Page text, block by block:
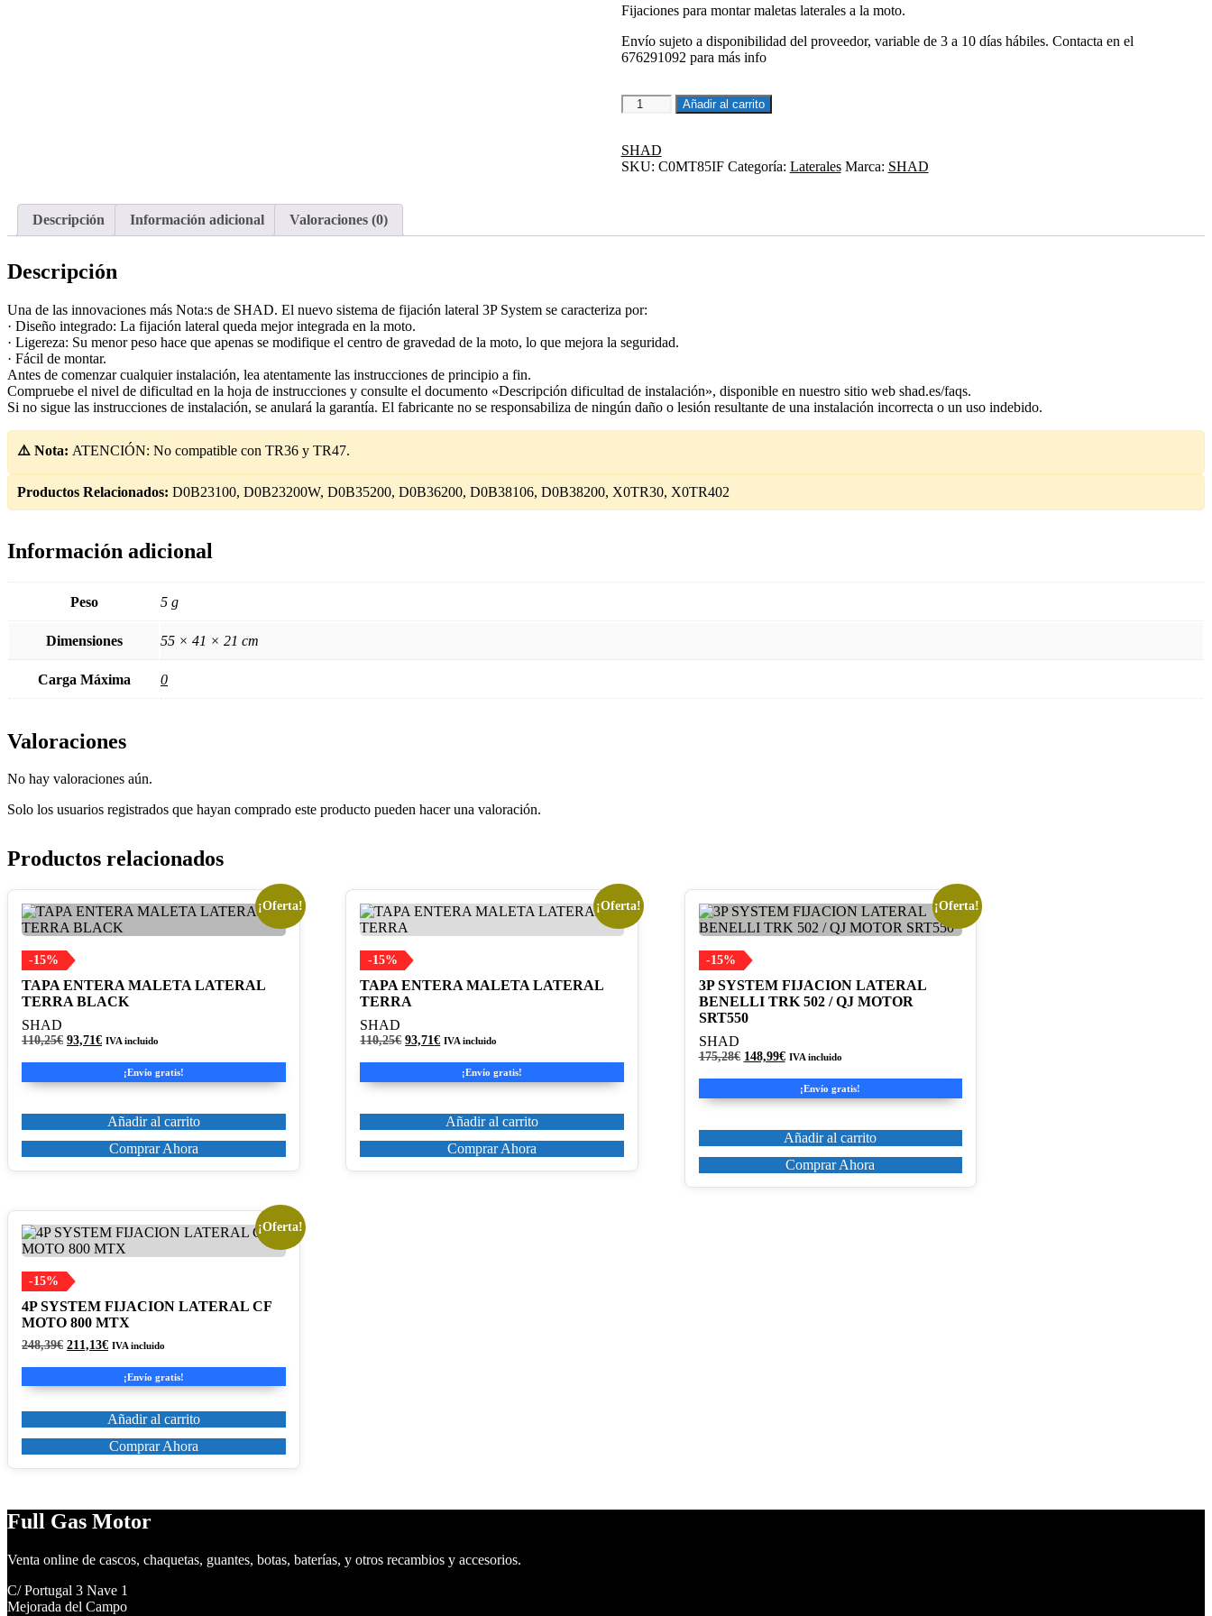
226,18€.192,25€.
Fijaciones para montar maletas laterales a la moto.
Envío sujeto a disponibilidad del proveedor, variable de 3 a 10 días hábiles. Contacta en el
676291092 para más info
3P
SYSTEM
LATERAL
CF
Añadir al carrito
SHAD
SKU: C0MT85IF Categoría: Laterales Marca: SHAD
Descripción Información adicional Valoraciones (0)
Descripción
Una de las innovaciones más Nota:s de SHAD. El nuevo sistema de fijación lateral 3P System se caracteriza por:
· Diseño integrado: La fijación lateral queda mejor integrada en la moto.
· Ligereza: Su menor peso hace que apenas se modifique el centro de gravedad de la moto, lo que mejora la seguridad.
· Fácil de montar.
Antes de comenzar cualquier instalación, lea atentamente las instrucciones de principio a fin.
Compruebe el nivel de dificultad en la hoja de instrucciones y consulte el documento «Descripción dificultad de instalación», disponible en nuestro sitio web shad.es/faqs.
Si no sigue las instrucciones de instalación, se anulará la garantía. El fabricante no se responsabiliza de ningún daño o lesión resultante de una instalación incorrecta o un uso indebido.
⚠️ Nota: ATENCIÓN: No compatible con TR36 y TR47.
Productos Relacionados: D0B23100, D0B23200W, D0B35200, D0B36200, D0B38106, D0B38200, X0TR30, X0TR402
Información adicional
Peso 5 g
Dimensiones 55 × 41 × 21 cm
Carga Máxima 0
Valoraciones
No hay valoraciones aún.
Solo los usuarios registrados que hayan comprado este producto pueden hacer una valoración.
Productos relacionados
¡Oferta!
-15%
TAPA ENTERA MALETA LATERAL
TERRA BLACK
SHAD
110,25€ El
era:
93,71€El
actual
es:
IVA incluido
¡Envío gratis!
Añadir al carrito
Comprar Ahora
¡Oferta!
-15%
TAPA ENTERA MALETA LATERAL
TERRA
SHAD
110,25€ El
era:
93,71€El
actual
es:
IVA incluido
¡Envío gratis!
Añadir al carrito
Comprar Ahora
¡Oferta!
-15%
3P SYSTEM FIJACION LATERAL
BENELLI TRK 502 / QJ MOTOR
SRT550
SHAD
175,28€ El
era:
148,99€El
actual
es:
IVA incluido
¡Envío gratis!
Añadir al carrito
Comprar Ahora
¡Oferta!
-15%
4P SYSTEM FIJACION LATERAL CF
MOTO 800 MTX
248,39€ El
era:
211,13€El
actual
es:
IVA incluido
¡Envío gratis!
Añadir al carrito
Comprar Ahora
Full Gas Motor
Venta online de cascos, chaquetas, guantes, botas, baterías, y otros recambios y accesorios.
C/ Portugal 3 Nave 1
Mejorada del Campo